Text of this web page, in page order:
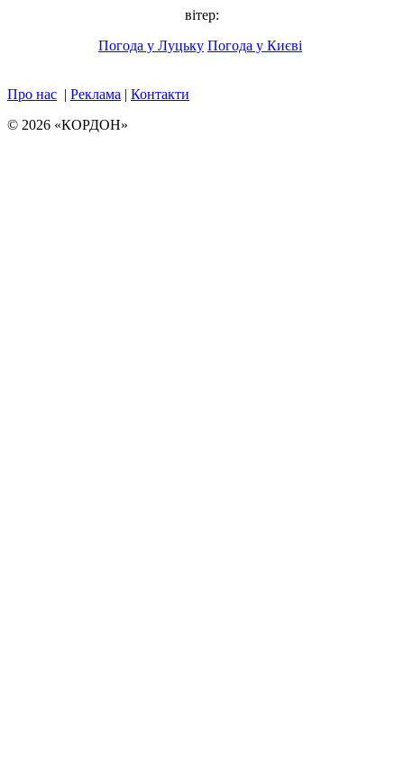
вітер:
Погода у Луцьку Погода у Києві
Про нас | Реклама | Контакти
© 2026 «КОРДОН»